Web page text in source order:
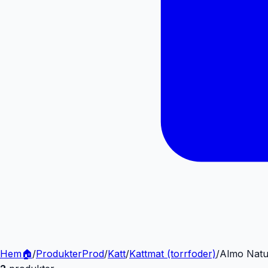
Hem🏠/ProdukterProd/Katt/Kattmat (torrfoder)/Almo